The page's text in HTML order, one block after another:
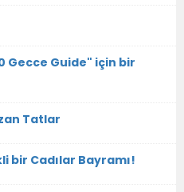
Gecce Guide" için bir
Tatlar
bir Cadılar Bayramı!